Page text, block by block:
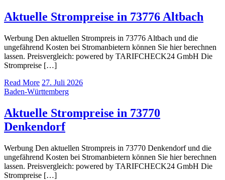
Aktuelle Strompreise in 73776 Altbach
Werbung Den aktuellen Strompreis in 73776 Altbach und die
ungefährend Kosten bei Stromanbietern können Sie hier berechnen
lassen. Preisvergleich: powered by TARIFCHECK24 GmbH Die
Strompreise […]
Read More 27. Juli 2026
Baden-Württemberg
Aktuelle Strompreise in 73770
Denkendorf
Werbung Den aktuellen Strompreis in 73770 Denkendorf und die
ungefährend Kosten bei Stromanbietern können Sie hier berechnen
lassen. Preisvergleich: powered by TARIFCHECK24 GmbH Die
Strompreise […]